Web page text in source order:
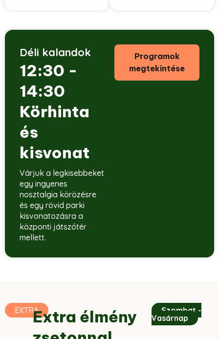
Déli kalandok
12:30 -
14:30
Körhinta
és
kisvonat
Várjuk a legkisebbeket
egy ingyenes
nosztalgia körözésre
és egy rövid parki
kisvonatozásra a
központi játszótér
mellett.
Programok
megtekintése
EXTRAExtra élmény
Szombat -
Vasárnap